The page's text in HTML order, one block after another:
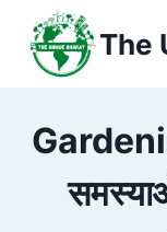
content
The